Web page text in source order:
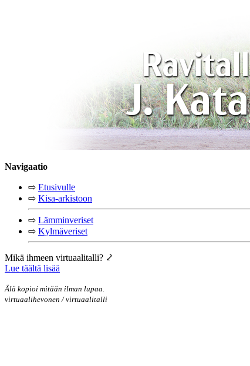
Navigaatio
⇨ Etusivulle
⇨ Kisa-arkistoon
⇨ Lämminveriset
⇨ Kylmäveriset
Mikä ihmeen virtuaalitalli? ⤦
Lue täältä lisää
Älä kopioi mitään ilman lupaa.
virtuaalihevonen / virtuaalitalli